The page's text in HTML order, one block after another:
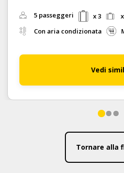
5 passeggeri x 3
Con aria condizionata
Vedi
Tornare alla